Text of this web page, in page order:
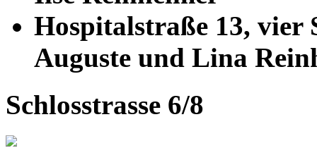
Hospitalstraße 13, vier
Auguste und Lina
Schlosstrasse 6/8